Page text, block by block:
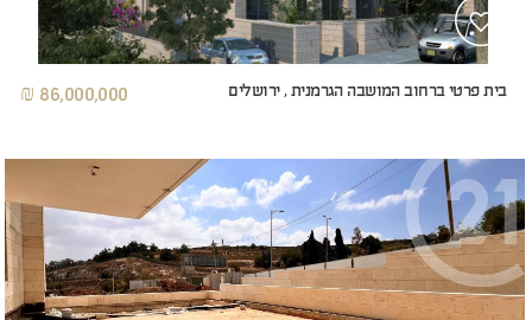
בית פרטי ברחוב המושבה הגרמנית , ירושלים 86,000,000 ₪